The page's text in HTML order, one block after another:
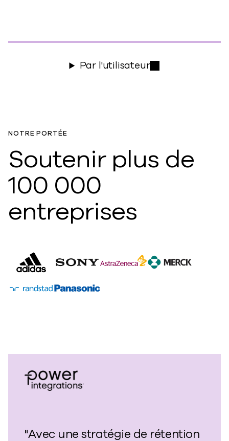
Par l'utilisateur
NOTRE PORTÉE
Soutenir plus de
100 000
entreprises
"Avec une stratégie de rétention